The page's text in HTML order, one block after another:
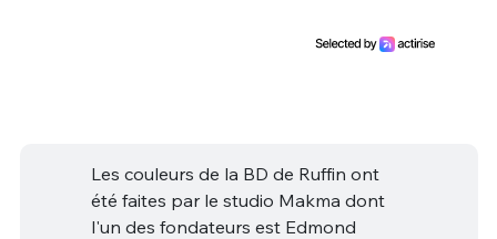
Les couleurs de la BD de Ruffin ont
été faites par le studio Makma dont
l'un des fondateurs est Edmond